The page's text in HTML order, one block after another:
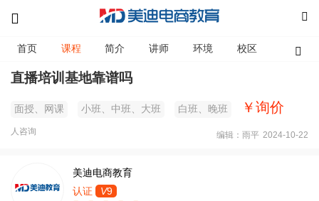
首页 课程 简介 讲师 环境 校区 资讯
直播培训基地靠谱吗
面授、网课 小班、中班、大班 白班、晚班 ￥询价
人咨询 2024-10-22
编辑：雨平
美迪电商教育
认证
V9